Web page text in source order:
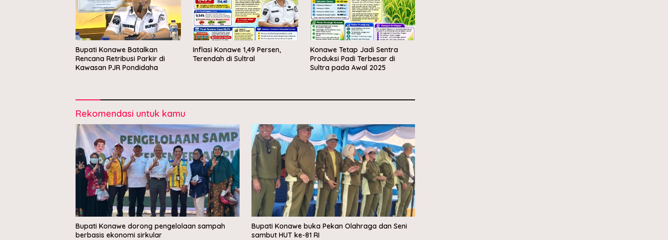
Bupati Konawe Batalkan
Rencana Retribusi Parkir di
Kawasan PJR Pondidaha
Inflasi Konawe 1,49 Persen,
Terendah di Sultral
Konawe Tetap Jadi Sentra
Produksi Padi Terbesar di
Sultra pada Awal 2025
Rekomendasi untuk kamu
Bupati Konawe dorong pengelolaan sampah
berbasis ekonomi sirkular
Bupati Konawe buka Pekan Olahraga dan Seni
sambut HUT ke-81 RI